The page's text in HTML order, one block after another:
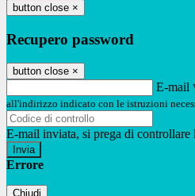
button close ×
Recupero password
button close ×
E-mail
all'indirizzo indicato con le istruzioni
E-mail inviata, si prega di controllare
Errore
Chiudi